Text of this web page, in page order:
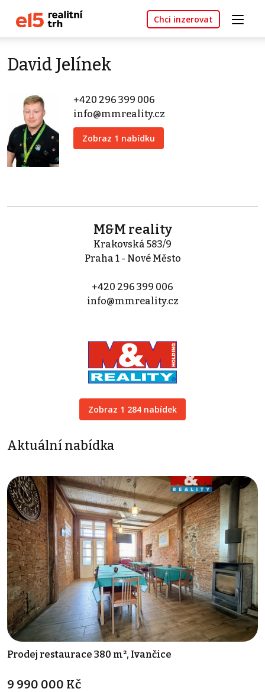
Chci inzerovat
David Jelínek
+420 296 399 006
info@mmreality.cz
Zobraz 1 nabídku
M&M reality
Krakovská 583/9
Praha 1 - Nové Město
+420 296 399 006
info@mmreality.cz
Zobraz 1 284 nabídek
Aktuální nabídka
Prodej restaurace 380 m², Ivančice
9 990 000 Kč